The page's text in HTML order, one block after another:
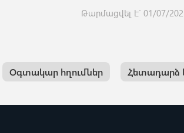
Թարմացվել է` 01/07/
Օգտակար հղումներ Հետադարձ